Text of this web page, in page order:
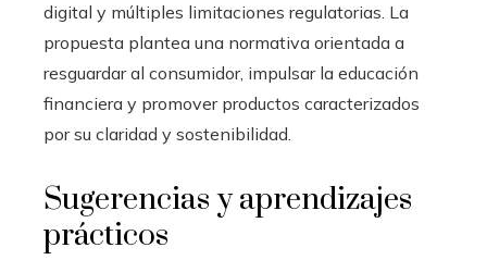
digital y múltiples limitaciones regulatorias. La
propuesta plantea una normativa orientada a
resguardar al consumidor, impulsar la educación
financiera y promover productos caracterizados
por su claridad y sostenibilidad.
Sugerencias y aprendizajes
prácticos